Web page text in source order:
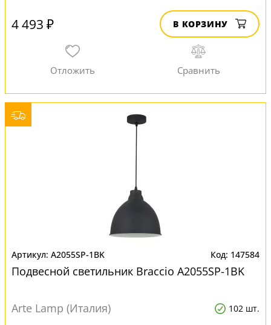
4 493 ₽ В КОРЗИНУ
A2055SP-1BK 147584
Подвесной светильник Braccio A2055SP-1BK
Arte Lamp (Италия) 102 шт.